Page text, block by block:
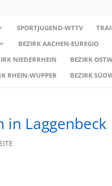
SPORTJUGEND-WTTV
BEZIRK AACHEN-EUREGIO
NIEDERRHEIN BEZIRK
RHEIN-WUPPER BEZIRK
in Laggenbeck